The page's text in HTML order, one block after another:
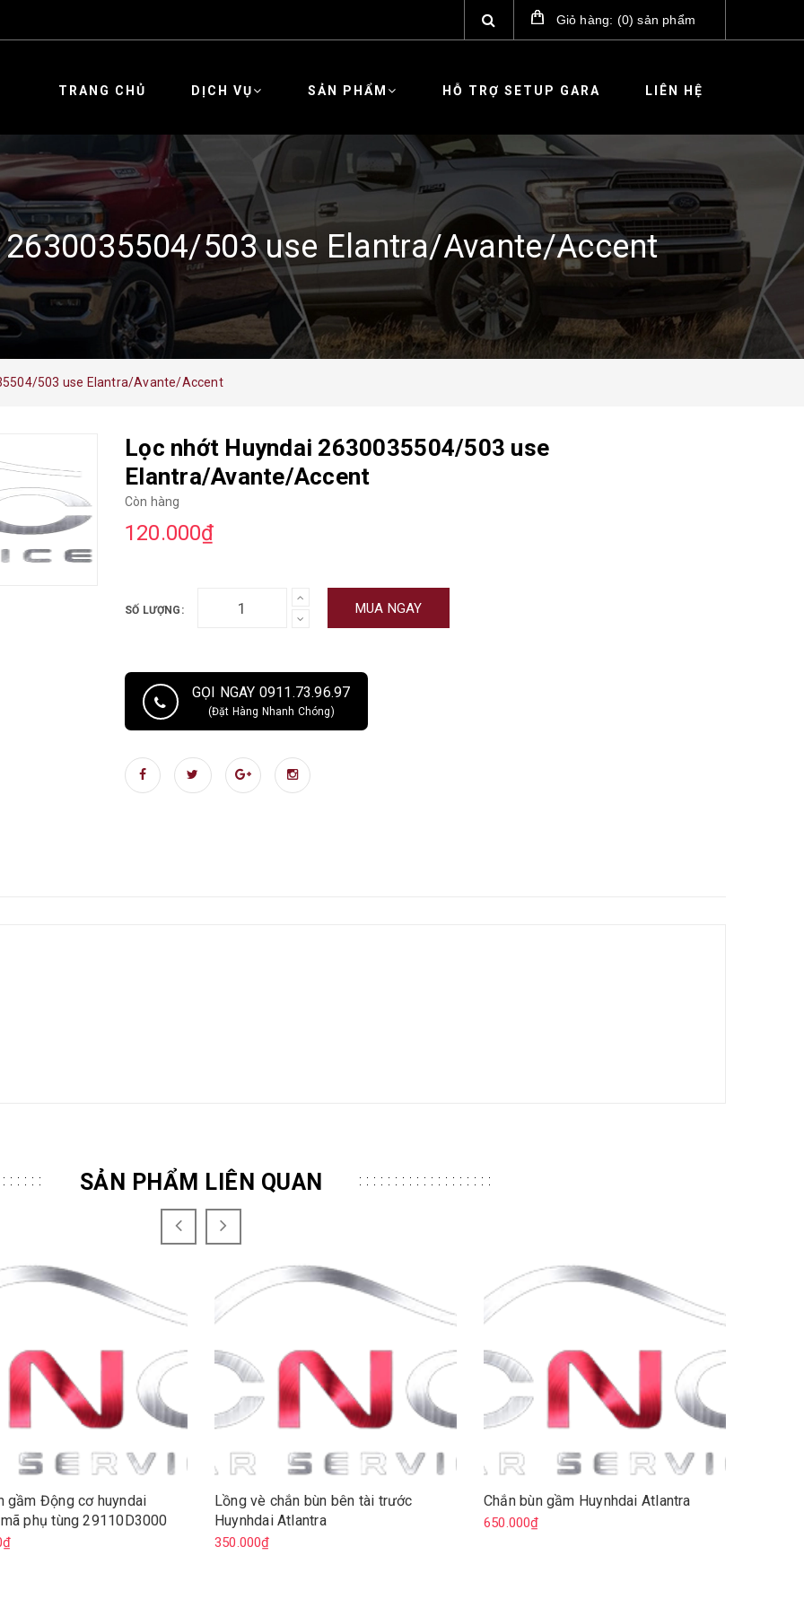
Giỏ hàng: (0)sản phẩm
TRANG CHỦ DỊCH VỤ SẢN PHẨM HỖ TRỢ SETUP GARA LIÊN HỆ
503 use Elantra/Avante/Accent
503 use Elantra/Avante/Accent
Lọc nhớt Huyndai 2630035504/503 use
Elantra/Avante/Accent
Còn hàng
120.000₫
SỐ LƯỢNG: MUA NGAY
GỌI NGAY 0911.73.96.97
(Đặt Hàng Nhanh Chóng)
SẢN PHẨM LIÊN QUAN
gầm Động cơ huyndai
phụ tùng 29110D3000
Lồng vè chắn bùn bên tài trước
Huynhdai Atlantra
350.000₫
Chắn bùn gầm Huynhdai Atlantra
650.000₫